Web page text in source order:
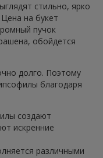
стильно, ярко
на букет
пучок
обойдется
долго. Поэтому
благодаря
создают
искренние
различными